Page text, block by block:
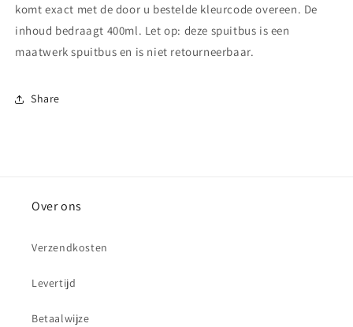
komt exact met de door u bestelde kleurcode overeen. De
inhoud bedraagt 400ml. Let op: deze spuitbus is een
maatwerk spuitbus en is niet retourneerbaar.
Share
Over ons
Verzendkosten
Levertijd
Betaalwijze